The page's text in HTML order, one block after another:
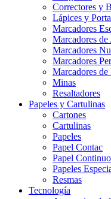
Correctores y
Lápices y
Marcadores
Marcadores de
Marcadores
Marcadores
Marcadores de
Minas
Resaltadores
Papeles y Cartulinas
Cartones
Cartulinas
Papeles
Papel Contac
Papel Continuo
Papeles
Resmas
Tecnología